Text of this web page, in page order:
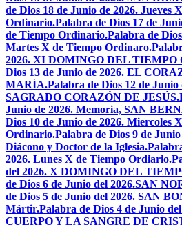
de Dios 18 de Junio de 2026. Jueves
Ordinario.Palabra de Dios 17 de
de Tiempo Ordinario.Palabra de
Martes X de Tiempo Ordinaro.
2026. XI DOMINGO DEL TIEMPO
Dios 13 de Junio de 2026. EL
MARÍA.Palabra de Dios 12 de Junio
SAGRADO CORAZÓN DE JESÚS.
Junio de 2026. Memoria, SAN
Dios 10 de Junio de 2026. Miercoles
Ordinario.Palabra de Dios 9 de
Diácono y Doctor de la Iglesia.
2026. Lunes X de Tiempo Ordiario.
del 2026. X DOMINGO DEL
de Dios 6 de Junio del 2026.SAN
de Dios 5 de Junio del 2026. SAN
Mártir.Palabra de Dios 4 de Junio
CUERPO Y LA SANGRE DE